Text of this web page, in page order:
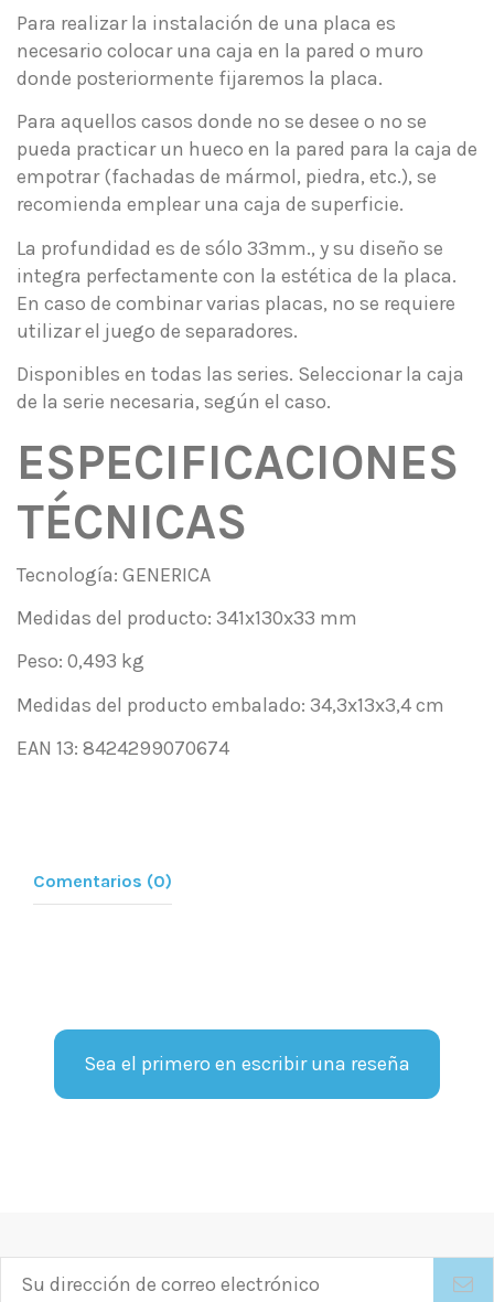
Para realizar la instalación de una placa es
necesario colocar una caja en la pared o muro
donde posteriormente fijaremos la placa.
Para aquellos casos donde no se desee o no se
pueda practicar un hueco en la pared para la caja de
empotrar (fachadas de mármol, piedra, etc.), se
recomienda emplear una caja de superficie.
La profundidad es de sólo 33mm., y su diseño se
integra perfectamente con la estética de la placa.
En caso de combinar varias placas, no se requiere
utilizar el juego de separadores.
Disponibles en todas las series. Seleccionar la caja
de la serie necesaria, según el caso.
ESPECIFICACIONES
TÉCNICAS
Tecnología: GENERICA
Medidas del producto: 341x130x33 mm
Peso: 0,493 kg
Medidas del producto embalado: 34,3x13x3,4 cm
EAN 13: 8424299070674
Comentarios (0)
Sea el primero en escribir una reseña